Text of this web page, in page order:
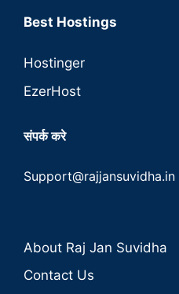
Best Hostings
Hostinger
EzerHost
संपर्क करे
Support@rajjansuvidha.in
About Raj Jan Suvidha
Contact Us